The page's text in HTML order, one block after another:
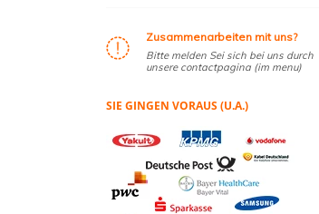
Zusammenarbeiten mit uns?
Bitte melden Sei sich bei uns durch
unsere contactpagina (im menu)
SIE GINGEN VORAUS (U.A.)